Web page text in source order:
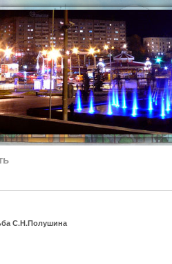
С.Н.Полушина